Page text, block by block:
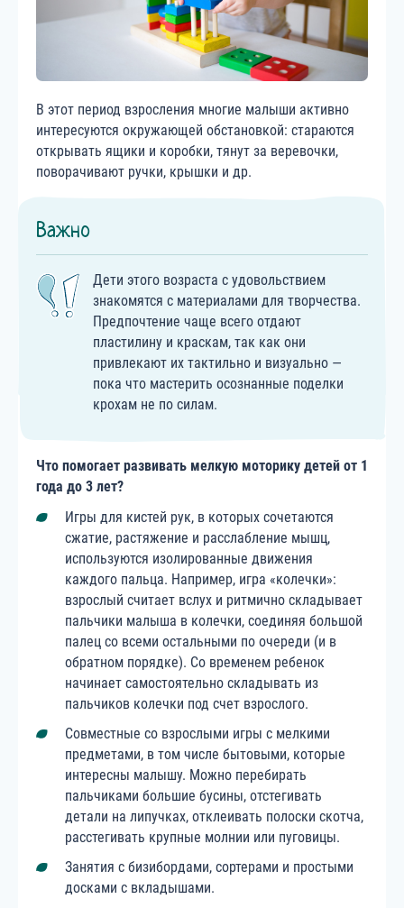
В этот период взросления многие малыши активно
интересуются окружающей обстановкой: стараются
открывать ящики и коробки, тянут за веревочки,
поворачивают ручки, крышки и др.
Важно
Дети этого возраста с удовольствием
знакомятся с материалами для творчества.
Предпочтение чаще всего отдают
пластилину и краскам, так как они
привлекают их тактильно и визуально —
пока что мастерить осознанные поделки
крохам не по силам.
Что помогает развивать мелкую моторику детей от 1
года до 3 лет?
Игры для кистей рук, в которых сочетаются
сжатие, растяжение и расслабление мышц,
используются изолированные движения
каждого пальца. Например, игра «колечки»:
взрослый считает вслух и ритмично складывает
пальчики малыша в колечки, соединяя большой
палец со всеми остальными по очереди (и в
обратном порядке). Со временем ребенок
начинает самостоятельно складывать из
пальчиков колечки под счет взрослого.
Совместные со взрослыми игры с мелкими
предметами, в том числе бытовыми, которые
интересны малышу. Можно перебирать
пальчиками большие бусины, отстегивать
детали на липучках, отклеивать полоски скотча,
расстегивать крупные молнии или пуговицы.
Занятия с бизибордами, сортерами и простыми
досками с вкладышами.